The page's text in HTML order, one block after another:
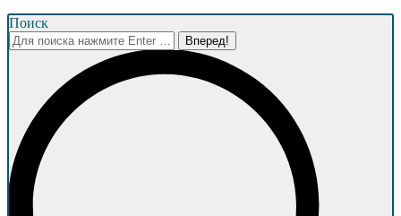
Поиск
Поиск: